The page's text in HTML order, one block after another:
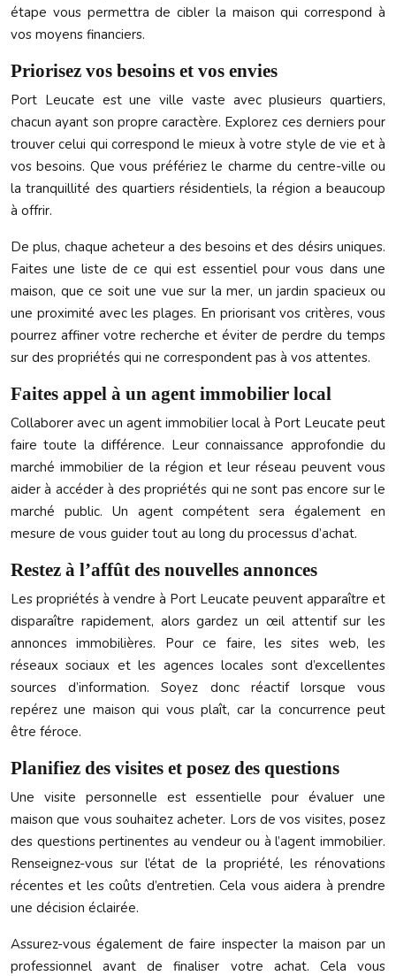
étape vous permettra de cibler la maison qui correspond à
vos moyens financiers.
Priorisez vos besoins et vos envies
Port Leucate est une ville vaste avec plusieurs quartiers,
chacun ayant son propre caractère. Explorez ces derniers pour
trouver celui qui correspond le mieux à votre style de vie et à
vos besoins. Que vous préfériez le charme du centre-ville ou
la tranquillité des quartiers résidentiels, la région a beaucoup
à offrir.
De plus, chaque acheteur a des besoins et des désirs uniques.
Faites une liste de ce qui est essentiel pour vous dans une
maison, que ce soit une vue sur la mer, un jardin spacieux ou
une proximité avec les plages. En priorisant vos critères, vous
pourrez affiner votre recherche et éviter de perdre du temps
sur des propriétés qui ne correspondent pas à vos attentes.
Faites appel à un agent immobilier local
Collaborer avec un agent immobilier local à Port Leucate peut
faire toute la différence. Leur connaissance approfondie du
marché immobilier de la région et leur réseau peuvent vous
aider à accéder à des propriétés qui ne sont pas encore sur le
marché public. Un agent compétent sera également en
mesure de vous guider tout au long du processus d’achat.
Restez à l’affût des nouvelles annonces
Les propriétés à vendre à Port Leucate peuvent apparaître et
disparaître rapidement, alors gardez un œil attentif sur les
annonces immobilières. Pour ce faire, les sites web, les
réseaux sociaux et les agences locales sont d’excellentes
sources d’information. Soyez donc réactif lorsque vous
repérez une maison qui vous plaît, car la concurrence peut
être féroce.
Planifiez des visites et posez des questions
Une visite personnelle est essentielle pour évaluer une
maison que vous souhaitez acheter. Lors de vos visites, posez
des questions pertinentes au vendeur ou à l’agent immobilier.
Renseignez-vous sur l’état de la propriété, les rénovations
récentes et les coûts d’entretien. Cela vous aidera à prendre
une décision éclairée.
Assurez-vous également de faire inspecter la maison par un
professionnel avant de finaliser votre achat. Cela vous